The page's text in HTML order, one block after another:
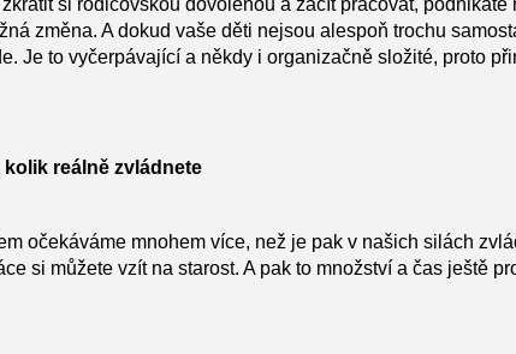
si rodičovskou dovolenou a začít pracovat,
změna. A dokud vaše děti nejsou alespoň trochu
Je to vyčerpávající a někdy i organizačně složité, proto
reálně zvládnete
očekáváme mnohem více, než je pak v našich silách
si můžete vzít na starost. A pak to množství a čas ještě